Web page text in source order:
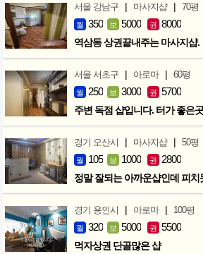
서울 강남구 | 마사지샵 | 70평
월 350 보 5000 권 8000
역삼동 상권끝내주는 마사지샵.
서울 서초구 | 아로마 | 60평
월 250 보 3000 권 5700
주변 독점 샵입니다. 터가 좋은
경기 오산시 | 마사지샵 | 50평
월 105 보 1000 권 2800
정말 잘되는 아까운샵인데 피
경기 용인시 | 아로마 | 100평
월 320 보 5000 권 5500
먹자상권 단골많은 샵